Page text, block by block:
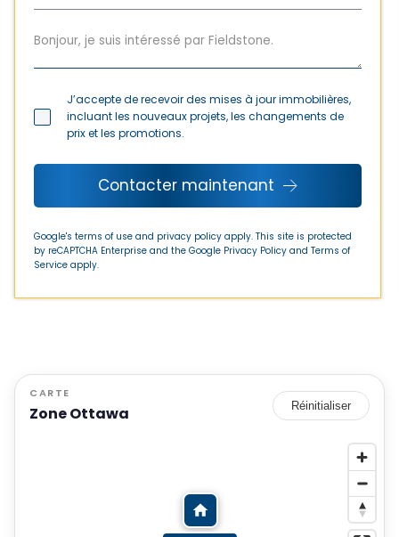
J’accepte de recevoir des mises à jour immobilières,
incluant les nouveaux projets, les changements de
prix et les promotions.
Contacter maintenant
Google's terms of use and privacy policy apply. This site is protected
by reCAPTCHA Enterprise and the Google Privacy Policy and Terms of
Service apply.
CARTE
Zone Ottawa Réinitialiser